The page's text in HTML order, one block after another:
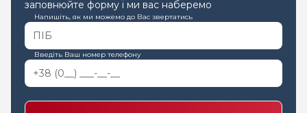
заповнюйте форму і ми вас наберемо
Напишіть, як ми можемо до Вас звертатись
Введіть Ваш номер телефону